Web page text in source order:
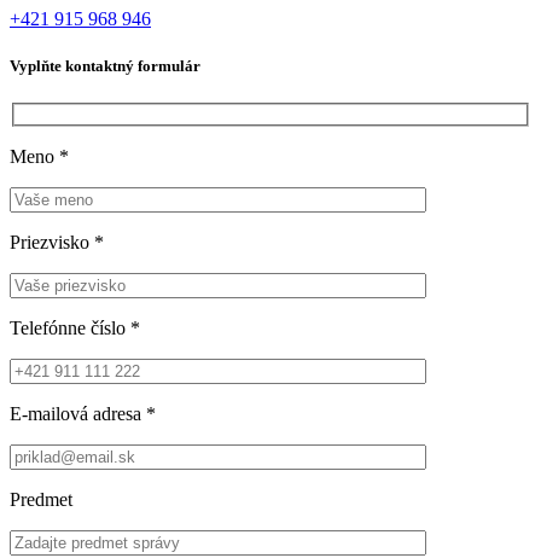
+421 915 968 946
Vyplňte kontaktný formulár
Meno *
Priezvisko *
Telefónne číslo *
E-mailová adresa *
Predmet